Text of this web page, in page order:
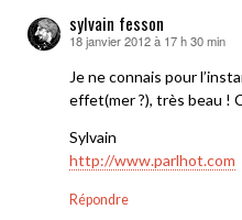
sylvain fesson
dit :
18 janvier 2012 à 17 h 30 min
Je ne connais pour
effet(mer ?), très beau !
Sylvain
http://www.parlhot.com
Répondre